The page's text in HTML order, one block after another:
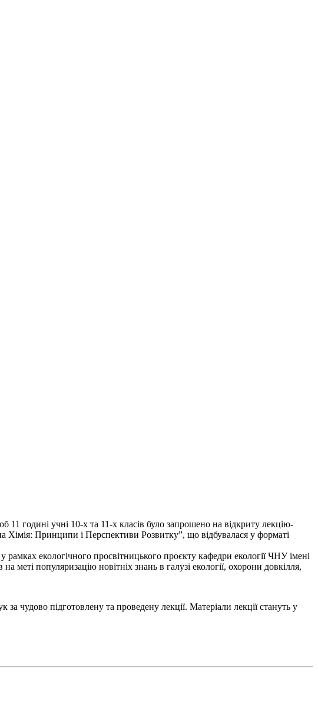
11 годині учні 10-х та 11-х класів було запрошено на відкриту лекцію-
Хімія: Принципи і Перспективи Розвитку”, що відбувалася у форматі
рамках екологічного просвітницького проєкту кафедри екології ЧНУ імені
меті популяризацію новітніх знань в галузі екології, охорони довкілля,
чудово підготовлену та проведену лекції. Матеріали лекції стануть у